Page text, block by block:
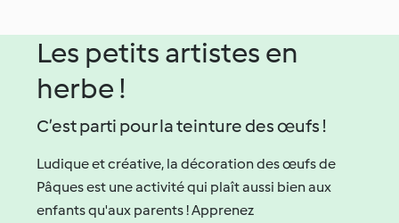
Les petits artistes en
herbe !
C’est parti pour la teinture des œufs !
Ludique et créative, la décoration des œufs de
Pâques est une activité qui plaît aussi bien aux
enfants qu'aux parents ! Apprenez